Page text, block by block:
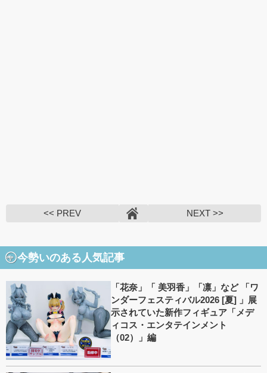
<< PREV NEXT >>
今勢いのある人気記事
「花奈」「 美羽香」「凛」など 「ワ
ンダーフェスティバル2026 [夏] 」展
示されていた新作フィギュア「メデ
ィコス・エンタテインメント
（02）」編